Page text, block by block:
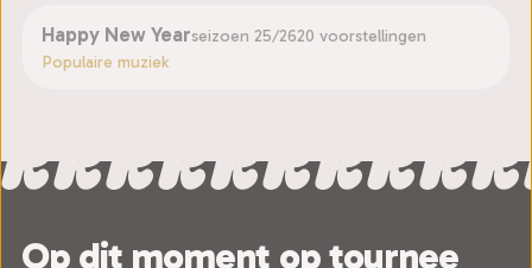
Happy New Yearseizoen 25/2620 voorstellingen
Populaire muziek
Op dit moment op tournee